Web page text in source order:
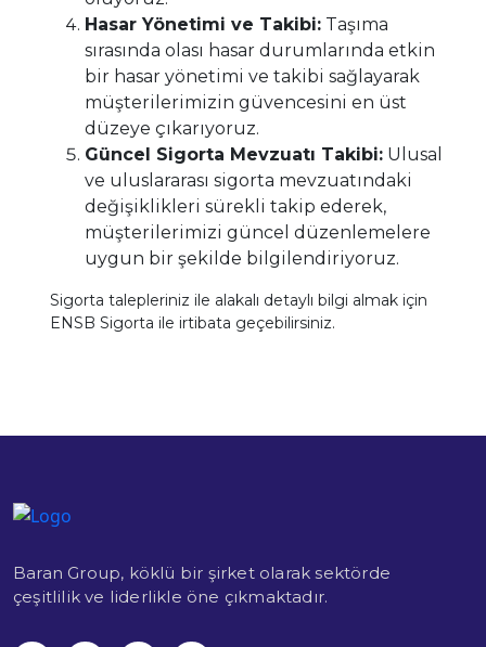
Hasar Yönetimi ve Takibi: Taşıma
sırasında olası hasar durumlarında etkin
bir hasar yönetimi ve takibi sağlayarak
müşterilerimizin güvencesini en üst
düzeye çıkarıyoruz.
Güncel Sigorta Mevzuatı Takibi: Ulusal
ve uluslararası sigorta mevzuatındaki
değişiklikleri sürekli takip ederek,
müşterilerimizi güncel düzenlemelere
uygun bir şekilde bilgilendiriyoruz.
Sigorta talepleriniz ile alakalı detaylı bilgi almak için
ENSB Sigorta ile irtibata geçebilirsiniz.
Baran Group, köklü bir şirket olarak sektörde
çeşitlilik ve liderlikle öne çıkmaktadır.